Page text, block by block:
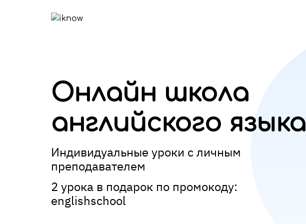
Онлайн школа
английского языка
Индивидуальные уроки с личным
преподавателем
2 урока в подарок по промокоду:
englishschool